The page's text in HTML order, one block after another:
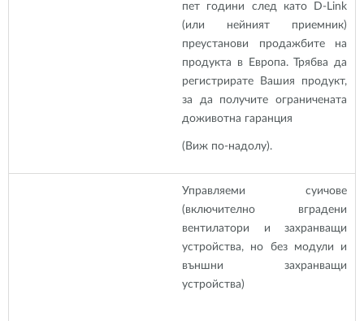
пет години след като D-Link
(или нейният приемник)
преустанови продажбите на
продукта в Европа. Трябва да
регистрирате Вашия продукт,
за да получите ограничената
доживотна гаранция
(Виж по-надолу).
Управляеми суичове
(включително вградени
вентилатори и захранващи
устройства, но без модули и
външни захранващи
устройства)